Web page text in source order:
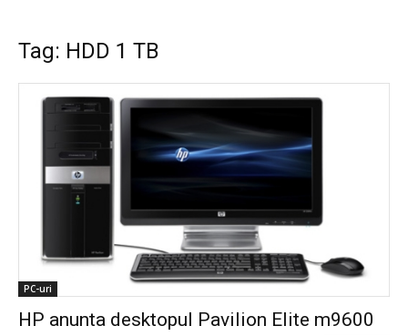
Tag: HDD 1 TB
PC-uri
HP anunta desktopul Pavilion Elite m9600